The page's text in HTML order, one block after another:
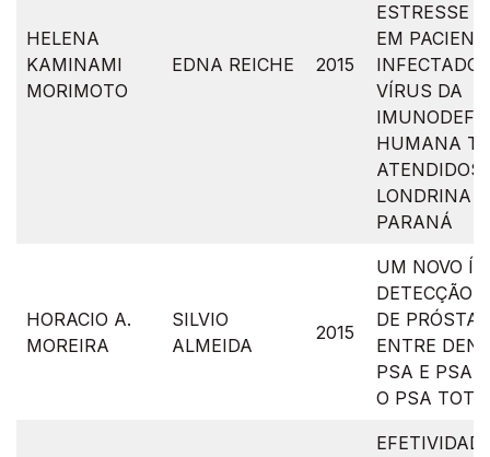
HELENA
KAMINAMI
MORIMOTO
EDNA REICHE 2015
ESTRESSE
EM
VÍRUS DA
HUMANA
ATENDIDOS
LONDRINA
PARANÁ
HORACIO A.
MOREIRA
SILVIO
ALMEIDA
2015
UM NOVO
DETECÇÃO
DE
ENTRE
PSA E PSA
O PSA